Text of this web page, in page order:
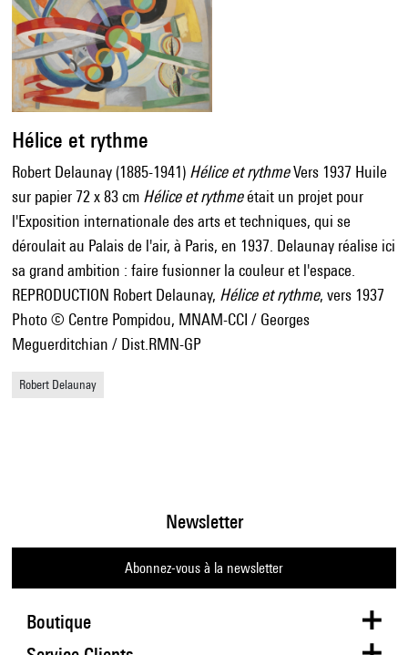
Hélice et rythme
Robert Delaunay (1885-1941) Hélice et rythmeVers 1937 Huile
sur papier 72 x 83 cm Hélice et rythmeétait un projet pour
l'Exposition internationale des arts et techniques, qui se
déroulait au Palais de l'air, à Paris, en 1937. Delaunay réalise ici
sa grand ambition : faire fusionner la couleur et l'espace.
REPRODUCTION Robert Delaunay, Hélice et rythme, vers 1937
Photo © Centre Pompidou, MNAM-CCI / Georges
Meguerditchian / Dist.RMN-GP
Robert Delaunay
Boutique
Newsletter
Abonnez-vous à la newsletter